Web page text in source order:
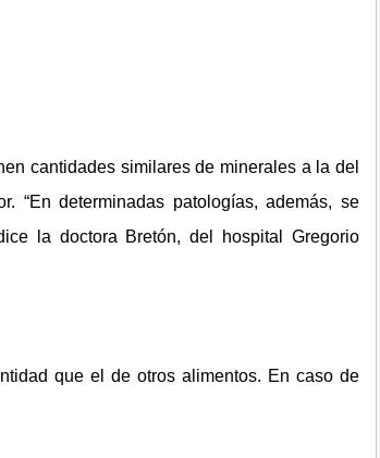
cantidades similares de minerales a la del
“En determinadas patologías, además, se
la doctora Bretón, del hospital Gregorio
que el de otros alimentos. En caso de